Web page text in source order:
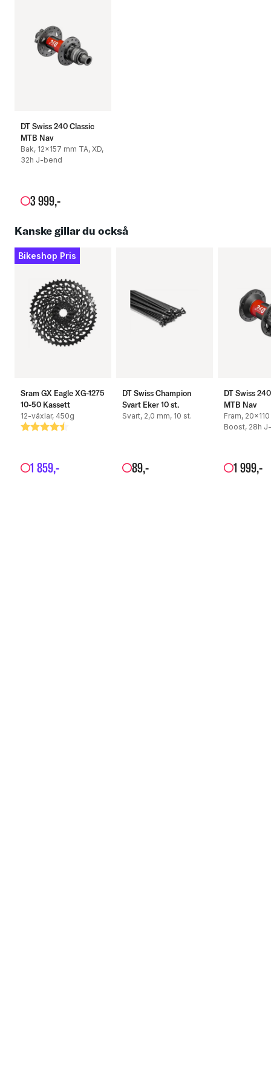
DT Swiss 240 Classic
MTB Nav
Bak, 12x157 mm TA, XD,
32h J-bend
3999,-
Kanske gillar du också
Bikeshop Pris
Sram GX Eagle XG-1275
10-50 Kassett
12-växlar, 450g
Betyg:
4.6 utav 5 stjärnor
1 859,-
DT Swiss Champion
Svart Eker 10 st.
Svart, 2,0 mm, 10 st.
89,-
DT Swiss
MTB Nav
Fram,
Boost, 28h
1 999,-